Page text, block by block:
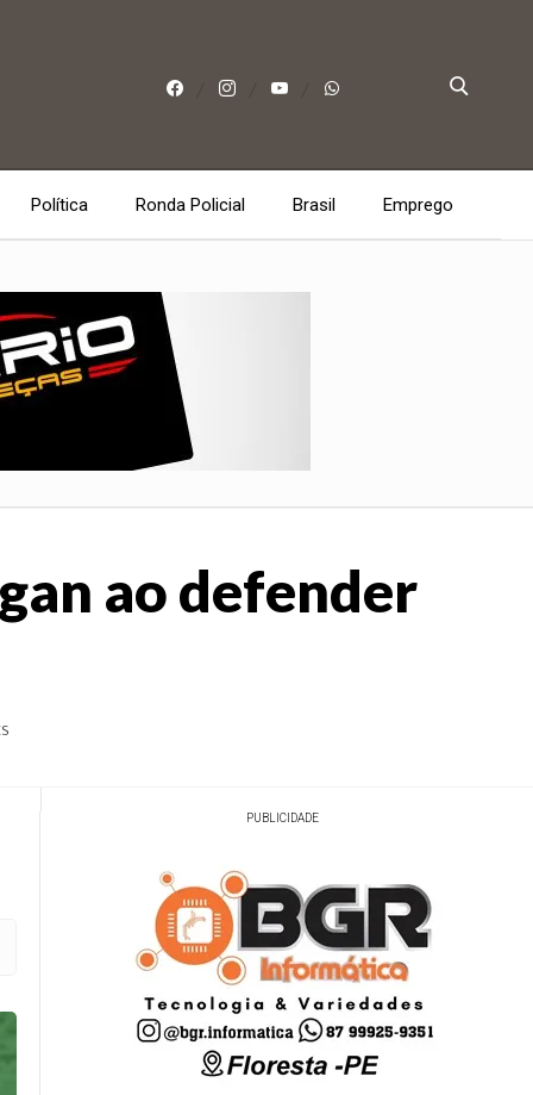
Política Ronda Policial Brasil Emprego
ao defender
PUBLICIDADE